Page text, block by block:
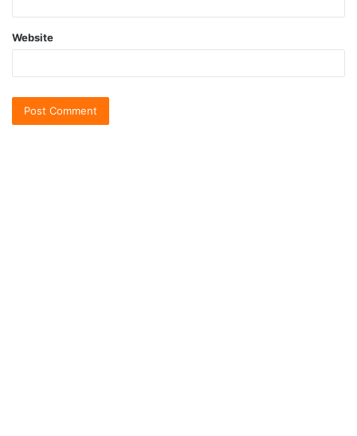
Website